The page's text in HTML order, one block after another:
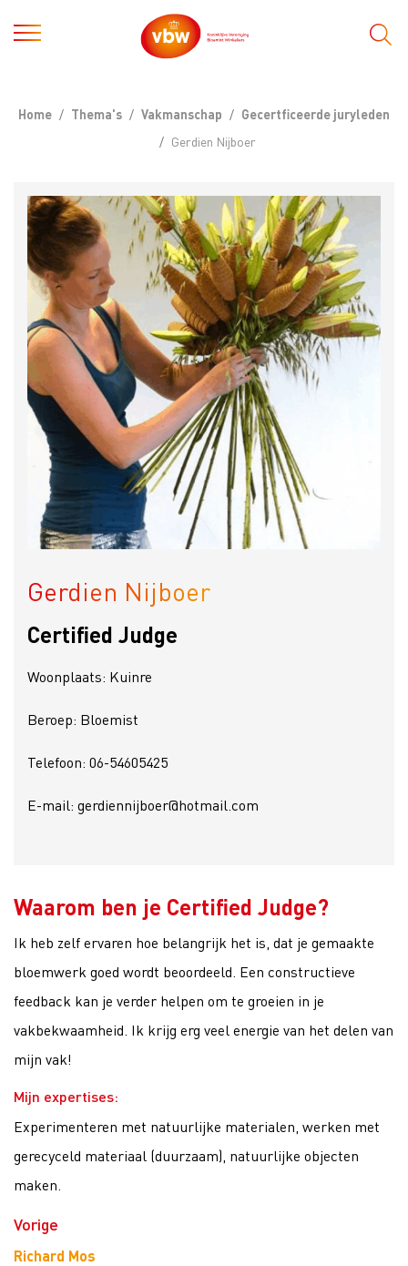
Home Thema's Vakmanschap
Gecertficeerde juryleden
Gerdien Nijboer
Gerdien Nijboer
Certified Judge
Woonplaats: Kuinre
Beroep: Bloemist
Telefoon: 06-54605425
E-mail: gerdiennijboer@hotmail.com
Waarom ben je Certified Judge?
Ik heb zelf ervaren hoe belangrijk het is, dat je gemaakte
bloemwerk goed wordt beoordeeld. Een constructieve
feedback kan je verder helpen om te groeien in je
vakbekwaamheid. Ik krijg erg veel energie van het delen van
mijn vak!
Mijn expertises:
Experimenteren met natuurlijke materialen, werken met
gerecyceld materiaal (duurzaam), natuurlijke objecten
maken.
Vorige
Richard Mos